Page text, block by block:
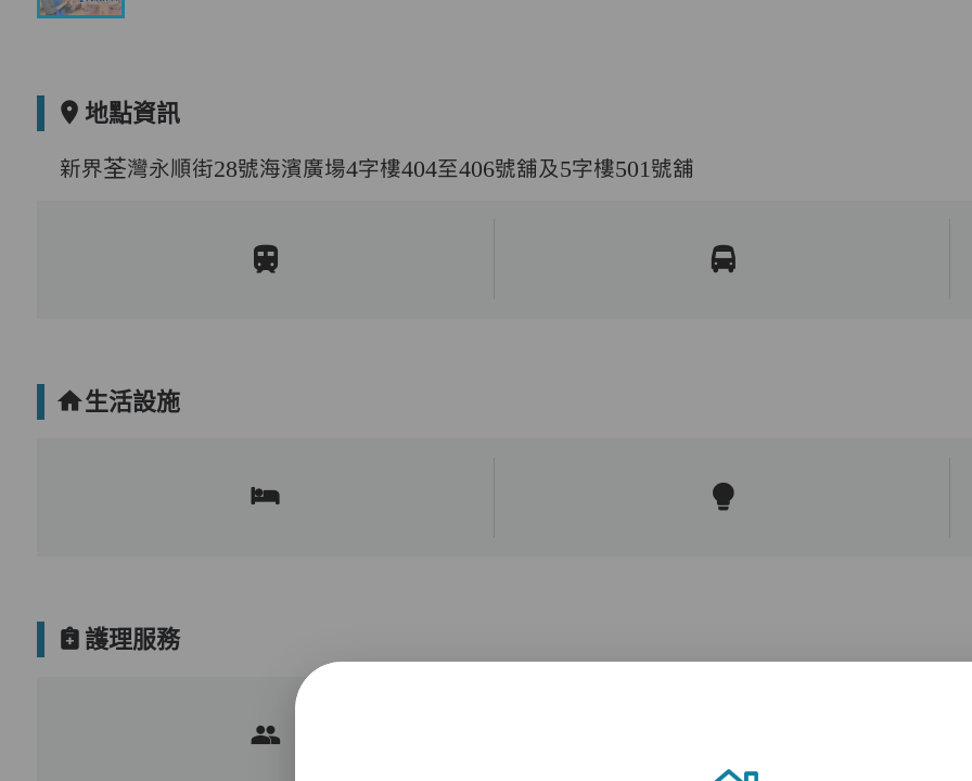
地點資訊
新界荃灣永順街28號海濱廣場4字樓404至406號舖及5字樓501號舖
生活設施
護理服務
護理評估、執藥、核派藥、量度生命表徵、協